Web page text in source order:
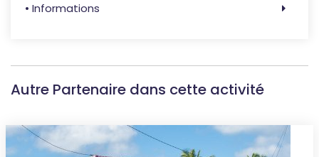
• Informations
Autre Partenaire dans cette activité